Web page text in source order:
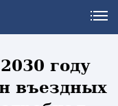
году
въездных